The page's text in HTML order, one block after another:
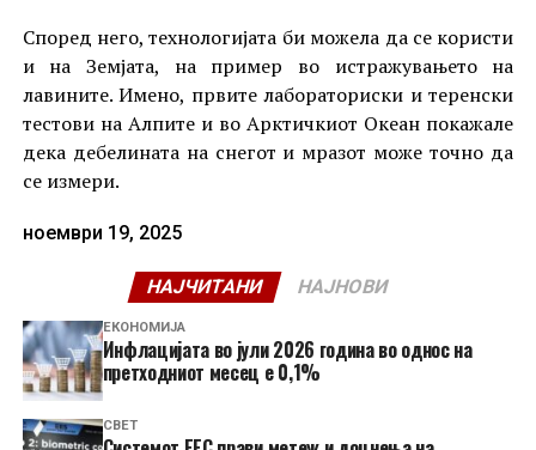
Според него, технологијата би можела да се користи
и на Земјата, на пример во истражувањето на
лавините. Имено, првите лабораториски и теренски
тестови на Алпите и во Арктичкиот Океан покажале
дека дебелината на снегот и мразот може точно да
се измери.
ноември 19, 2025
НАЈЧИТАНИ НАЈНОВИ
ЕКОНОМИЈА
Инфлацијата во јули 2026 година во однос на
претходниот месец е 0,1%
СВЕТ